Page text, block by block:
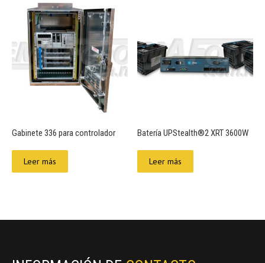
Gabinete 336 para controlador
Leer más
Batería UPStealth®2 XRT 3600W
Leer más